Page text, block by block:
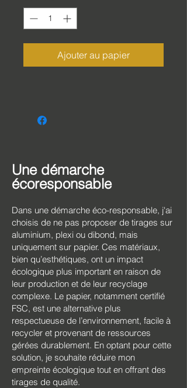
Ajouter au papier
Une démarche
écoresponsable
Dans une démarche éco-responsable, j'ai
choisis de ne pas proposer de tirages sur
aluminium, plexi ou dibond, mais
uniquement sur papier. Ces matériaux,
bien qu’esthétiques, ont un impact
écologique plus important en raison de
leur production et de leur recyclage
complexe. Le papier, notamment certifié
FSC, est une alternative plus
respectueuse de l’environnement, facile à
recycler et provenant de ressources
gérées durablement. En optant pour cette
solution, je souhaite réduire mon
empreinte écologique tout en offrant des
tirages de qualité.